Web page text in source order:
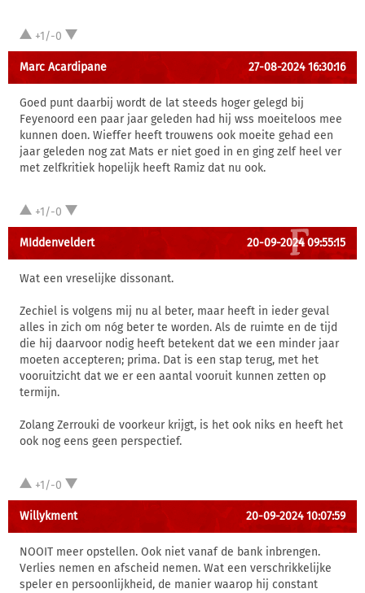
+1/-0
Marc Acardipane 27-08-2024 16:30:16
Goed punt daarbij wordt de lat steeds hoger gelegd bij
Feyenoord een paar jaar geleden had hij wss moeiteloos mee
kunnen doen. Wieffer heeft trouwens ook moeite gehad een
jaar geleden nog zat Mats er niet goed in en ging zelf heel ver
met zelfkritiek hopelijk heeft Ramiz dat nu ook.
+1/-0
MIddenveldert 20-09-2024 09:55:15
Wat een vreselijke dissonant.
Zechiel is volgens mij nu al beter, maar heeft in ieder geval
alles in zich om nóg beter te worden. Als de ruimte en de tijd
die hij daarvoor nodig heeft betekent dat we een minder jaar
moeten accepteren; prima. Dat is een stap terug, met het
vooruitzicht dat we er een aantal vooruit kunnen zetten op
termijn.
Zolang Zerrouki de voorkeur krijgt, is het ook niks en heeft het
ook nog eens geen perspectief.
+1/-0
Willykment 20-09-2024 10:07:59
NOOIT meer opstellen. Ook niet vanaf de bank inbrengen.
Verlies nemen en afscheid nemen. Wat een verschrikkelijke
speler en persoonlijkheid, de manier waarop hij constant